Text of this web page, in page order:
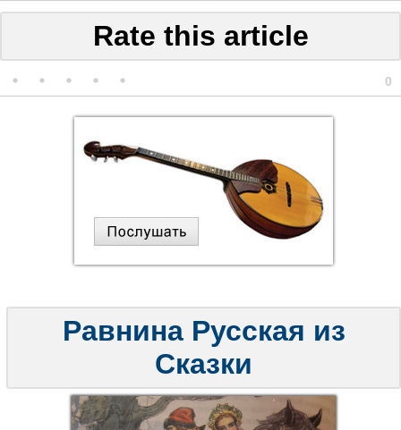
Rate this article
0
Равнина Русская из
Сказки